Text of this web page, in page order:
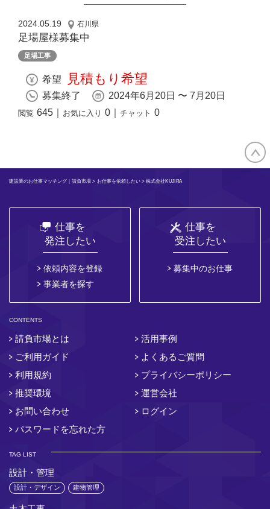
2024.05.19 石川県
足場屋様募集中
足場工事
希望 見積もり希望
募集終了 2024年6月20日 〜 7月20日
閲覧 645 お気に入り 0 チャット 0
建設業のお仕事マッチング｜請負市場 > お仕事を依頼したい> 株式会社KUJIRA
仕事を
発注したい
依頼内容を登録
事業者を探す
仕事を
受注したい
募集中のお仕事
CONTENTS
請負市場とは
活用事例
ご利用ガイド
よくあるご質問
利用規約
プライバシーポリシー
推奨環境
運営会社
お問い合わせ
ログイン
パスワードを忘れた方
TAG LIST
設計・管理
設計・デザイン 建物管理